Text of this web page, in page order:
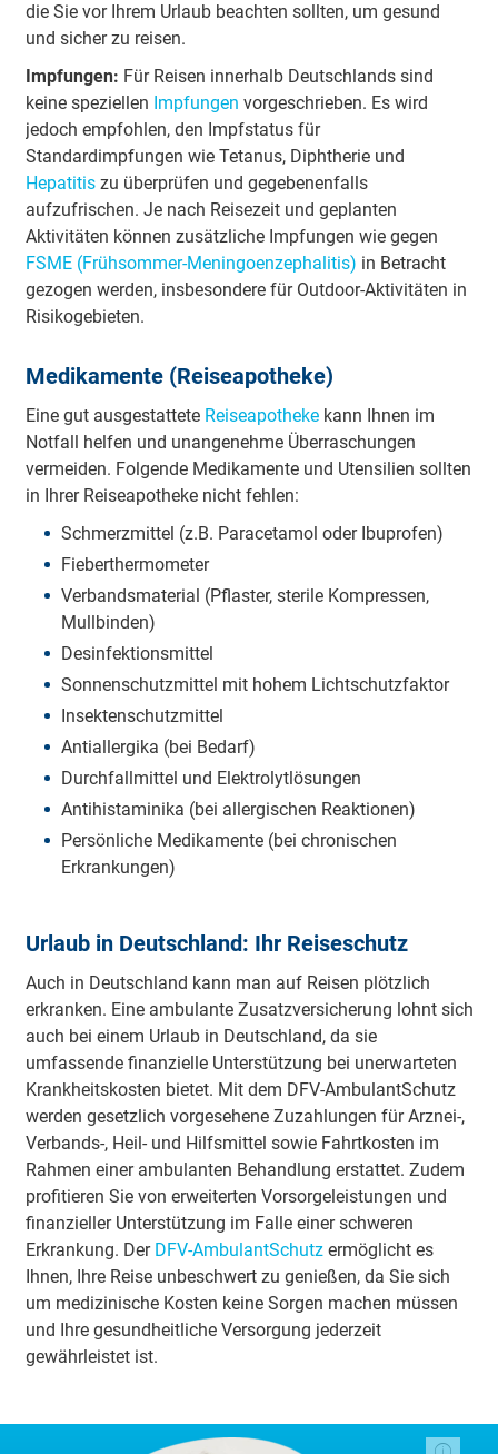
die Sie vor Ihrem Urlaub beachten sollten, um gesund
und sicher zu reisen.
Impfungen: Für Reisen innerhalb Deutschlands sind
keine speziellen Impfungen vorgeschrieben. Es wird
jedoch empfohlen, den Impfstatus für
Standardimpfungen wie Tetanus, Diphtherie und
Hepatitiszu überprüfen und gegebenenfalls
aufzufrischen. Je nach Reisezeit und geplanten
Aktivitäten können zusätzliche Impfungen wie gegen
FSME (Frühsommer-Meningoenzephalitis) in Betracht
gezogen werden, insbesondere für Outdoor-Aktivitäten in
Risikogebieten.
Medikamente (Reiseapotheke)
Eine gut ausgestattete Reiseapotheke kann Ihnen im
Notfall helfen und unangenehme Überraschungen
vermeiden. Folgende Medikamente und Utensilien sollten
in Ihrer Reiseapotheke nicht fehlen:
Schmerzmittel (z.B. Paracetamol oder Ibuprofen)
Fieberthermometer
Verbandsmaterial (Pflaster, sterile Kompressen,
Mullbinden)
Desinfektionsmittel
Sonnenschutzmittel mit hohem Lichtschutzfaktor
Insektenschutzmittel
Antiallergika (bei Bedarf)
Durchfallmittel und Elektrolytlösungen
Antihistaminika (bei allergischen Reaktionen)
Persönliche Medikamente (bei chronischen
Erkrankungen)
Urlaub in Deutschland: Ihr Reiseschutz
Auch in Deutschland kann man auf Reisen plötzlich
erkranken. Eine ambulante Zusatzversicherung lohnt sich
auch bei einem Urlaub in Deutschland, da sie
umfassende finanzielle Unterstützung bei unerwarteten
Krankheitskosten bietet. Mit dem DFV-AmbulantSchutz
werden gesetzlich vorgesehene Zuzahlungen für Arznei-,
Verbands-, Heil- und Hilfsmittel sowie Fahrtkosten im
Rahmen einer ambulanten Behandlung erstattet. Zudem
profitieren Sie von erweiterten Vorsorgeleistungen und
finanzieller Unterstützung im Falle einer schweren
Erkrankung. Der DFV-AmbulantSchutzermöglicht es
Ihnen, Ihre Reise unbeschwert zu genießen, da Sie sich
um medizinische Kosten keine Sorgen machen müssen
und Ihre gesundheitliche Versorgung jederzeit
gewährleistet ist.